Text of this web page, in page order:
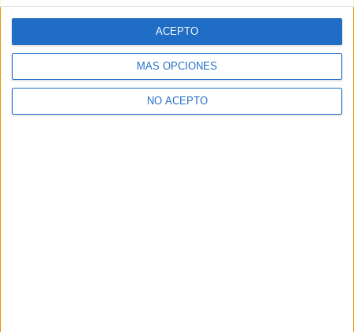
MÁS OPCIONES
NO ACEPTO
ACEPTO
Y como regalo de agradecimiento, por registrarte te daremos
gratis una copia de nuestro ebook con 100 consejos para tu
primer año de universidad